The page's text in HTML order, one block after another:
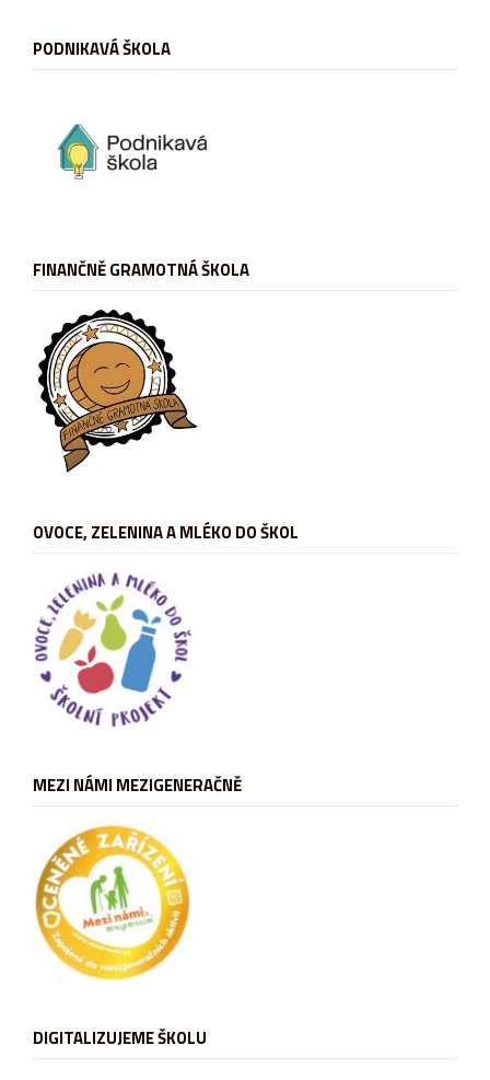
PODNIKAVÁ ŠKOLA
FINANČNĚ GRAMOTNÁ ŠKOLA
OVOCE, ZELENINA A MLÉKO DO ŠKOL
MEZI NÁMI MEZIGENERAČNĚ
DIGITALIZUJEME ŠKOLU